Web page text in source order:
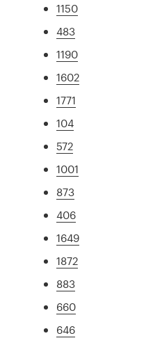
1150
483
1190
1602
1771
104
572
1001
873
406
1649
1872
883
660
646